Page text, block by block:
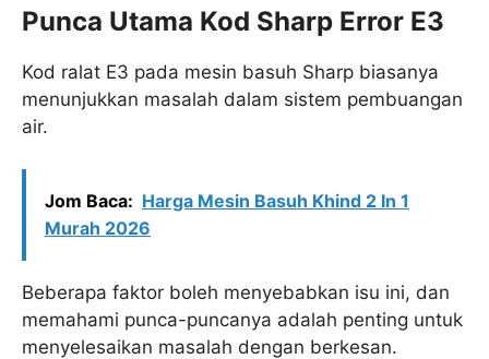
Punca Utama Kod Sharp Error E3
Kod ralat E3 pada mesin basuh Sharp biasanya
menunjukkan masalah dalam sistem pembuangan
air.
Jom Baca: Harga Mesin Basuh Khind 2 In 1
Murah 2026
Beberapa faktor boleh menyebabkan isu ini, dan
memahami punca-puncanya adalah penting untuk
menyelesaikan masalah dengan berkesan.